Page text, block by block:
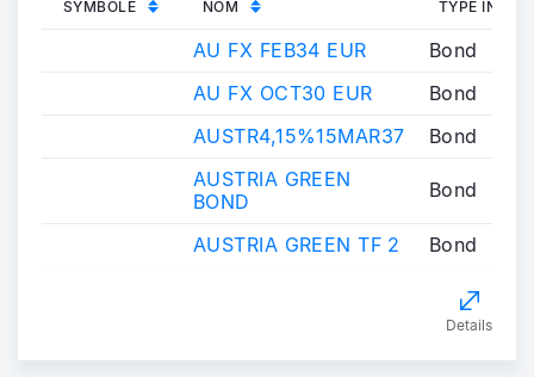
SYMBOLE NOM TYPE
AU FX FEB34 EUR
Bond
AU FX OCT30 EUR
Bond
AUSTR4,15%15MAR37
Bond
AUSTRIA GREEN
BOND
Bond
AUSTRIA GREEN TF 2 Bond
Details